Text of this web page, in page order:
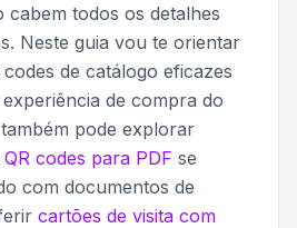
cabem todos os detalhes
Neste guia vou te orientar
de catálogo eficazes
de compra do
pode explorar
QR codes para PDF se
com documentos de
cartões de visita com